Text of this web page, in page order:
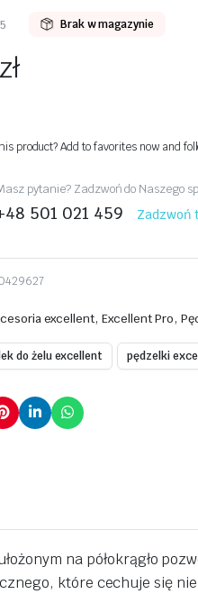
Brak w magazynie
zł
product? Add to favorites now and
pytanie? Zadzwoń do Naszego
501 021 459 Zadzwoń
excellent, Excellent Pro,
do żelu excellent pędzelki
na półokrągło
które cechuje się